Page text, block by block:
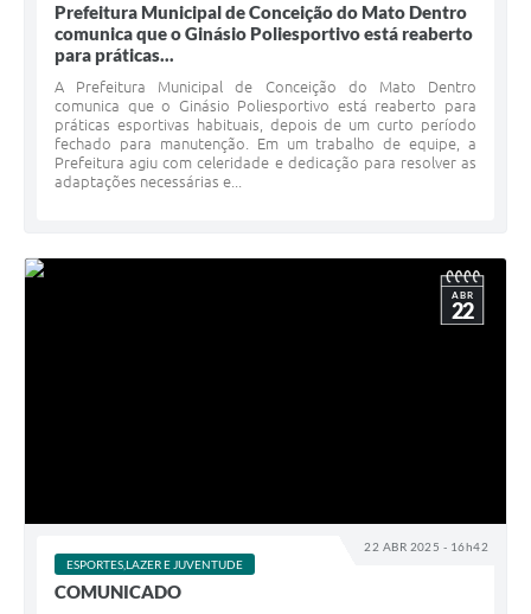
Prefeitura Municipal de Conceição do Mato Dentro
comunica que o Ginásio Poliesportivo está reaberto
para práticas...
A Prefeitura Municipal de Conceição do Mato Dentro
comunica que o Ginásio Poliesportivo está reaberto para
práticas esportivas habituais, depois de um curto período
fechado para manutenção. Em um trabalho de equipe, a
Prefeitura agiu com celeridade e dedicação para resolver as
adaptações necessárias e...
22 ABR 2025 - 16h42
ABR
22
ESPORTES,LAZER E JUVENTUDE
COMUNICADO